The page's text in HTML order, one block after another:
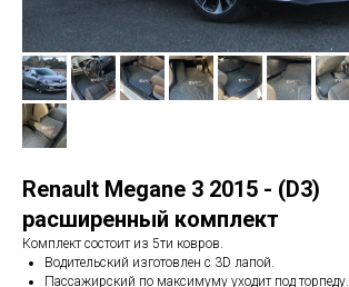
Renault Megane 3 2015 - (D3)
расширенный комплект
Комплект состоит из 5ти ковров.
Водительский изготовлен с 3D лапой.
Пассажирский по максимуму уходит под торпеду.